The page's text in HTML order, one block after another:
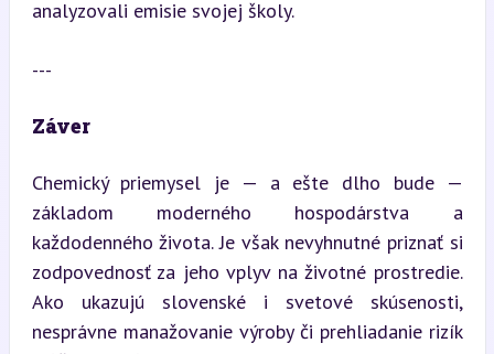
analyzovali emisie svojej školy.
---
Záver
Chemický priemysel je — a ešte dlho bude —
základom moderného hospodárstva a
každodenného života. Je však nevyhnutné priznať si
zodpovednosť za jeho vplyv na životné prostredie.
Ako ukazujú slovenské i svetové skúsenosti,
nesprávne manažovanie výroby či prehliadanie rizík